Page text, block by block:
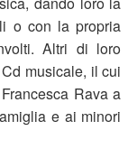
o con la propria
Altri di loro
musicale, il cui
Rava a
e ai minori